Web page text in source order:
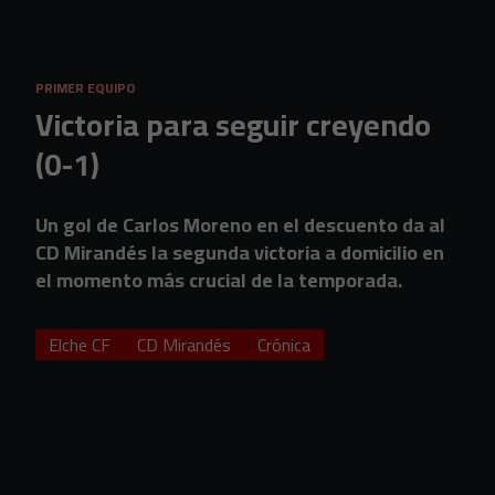
PRIMER EQUIPO
Victoria para seguir creyendo
(0-1)
Un gol de Carlos Moreno en el descuento da al
CD Mirandés la segunda victoria a domicilio en
el momento más crucial de la temporada.
Elche CF CD Mirandés Crónica